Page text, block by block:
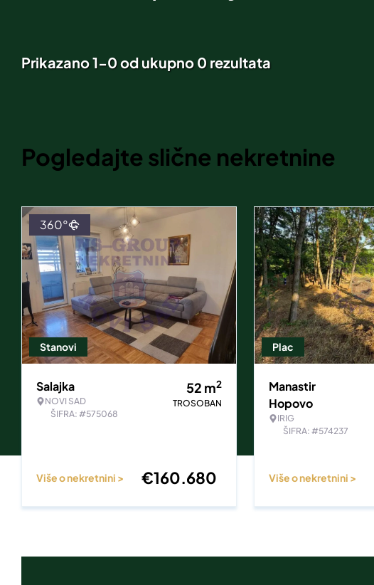
Prikazano 1-0 od ukupno 0 rezultata
Pogledajte slične nekretnine
Stanovi
360°
Salajka
NOVI SAD
ŠIFRA: #575068
52 m2
TROSOBAN
Više o nekretnini > €160.680
Plac
Manastir
Hopovo
IRIG
ŠIFRA: #574237
Više o nekretnini >